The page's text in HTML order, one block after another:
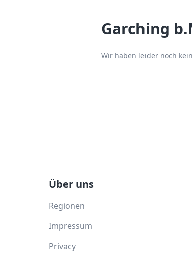
Garching
Wir haben leider noch
Über uns
Regionen
Impressum
Privacy